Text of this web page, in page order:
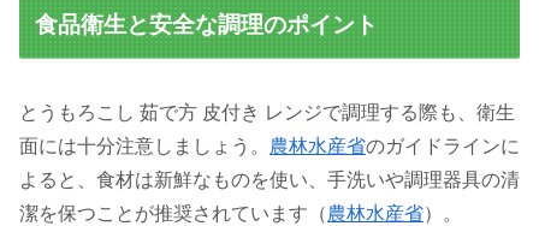
食品衛生と安全な調理のポイント
とうもろこし 茹で方 皮付き レンジで調理する際も、衛生
面には十分注意しましょう。 農林水産省のガイドラインに
よると、食材は新鮮なものを使い、手洗いや調理器具の清
潔を保つことが推奨されています（農林水産省）。